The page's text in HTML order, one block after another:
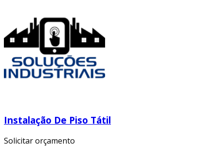
Instalação De Piso Tátil
Solicitar orçamento